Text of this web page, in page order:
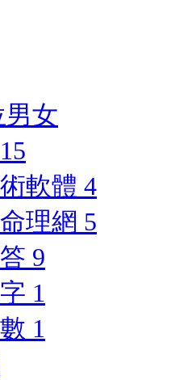
男女
15
軟體 4
理網 5
9
1
1